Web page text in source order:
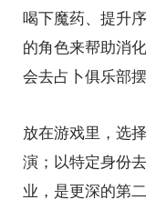
喝下魔药、提升
的角色来帮助消
会去占卜俱乐部
放在游戏里，选
演；以特定身份
业，是更深的第